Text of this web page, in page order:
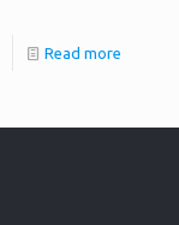
Read more